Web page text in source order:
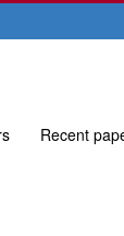
Recent